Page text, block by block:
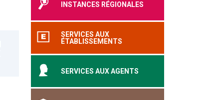
INSTANCES RÉGIONALES
SERVICES AUX
ÉTABLISSEMENTS
SERVICES AUX AGENTS